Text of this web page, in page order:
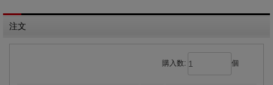
注文
購入数: 個